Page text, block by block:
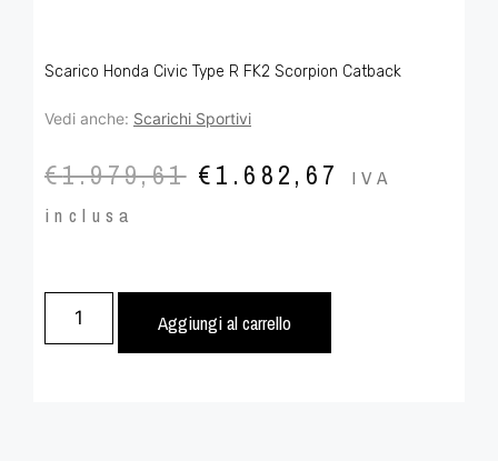
Scarico Honda Civic Type R FK2 Scorpion Catback
Vedi anche: Scarichi Sportivi
€1.979,61 €1.682,67
IVA
inclusa
Aggiungi al carrello